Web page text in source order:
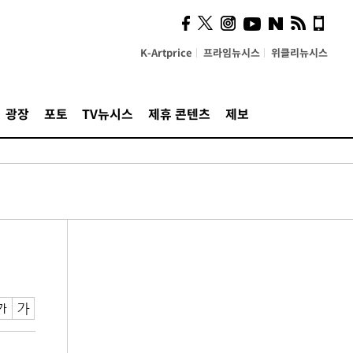
K-Artprice 프라임뉴시스 위클리뉴시스
광장 포토 TV뉴시스 제휴 콘텐츠 제보